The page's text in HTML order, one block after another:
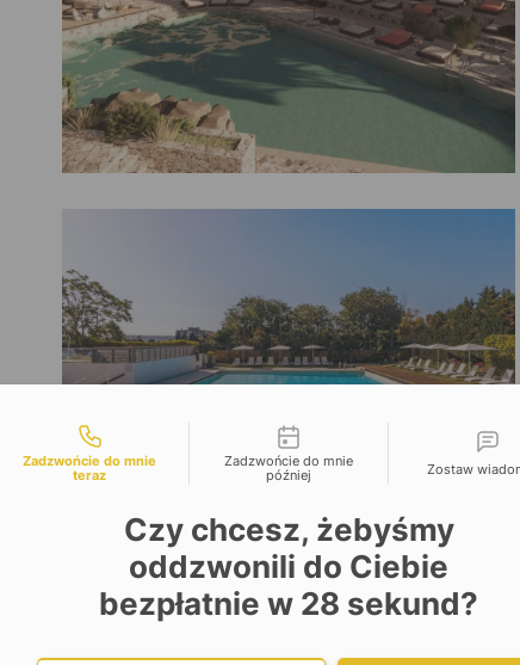
Możliwości kontaktu
Zadzwońcie do mnie
teraz
Zadzwońcie do mnie
później
Zostaw
Czy chcesz, żebyśmy
oddzwonili do Ciebie
bezpłatnie w 28 sekund?